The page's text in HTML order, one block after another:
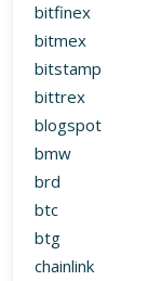
bitfinex
bitmex
bitstamp
bittrex
blogspot
bmw
brd
btc
btg
chainlink